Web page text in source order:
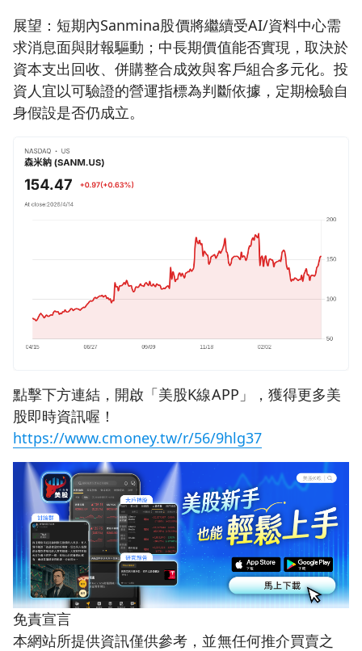
展望：短期內Sanmina股價將繼續受AI/資料中心需
求消息面與財報驅動；中長期價值能否實現，取決於
資本支出回收、併購整合成效與客戶組合多元化。投
資人宜以可驗證的營運指標為判斷依據，定期檢驗自
身假設是否仍成立。
點擊下方連結，開啟「美股K線APP」，獲得更多美
股即時資訊喔！
https://www.cmoney.tw/r/56/9hlg37
免責宣言
本網站所提供資訊僅供參考，並無任何推介買賣之